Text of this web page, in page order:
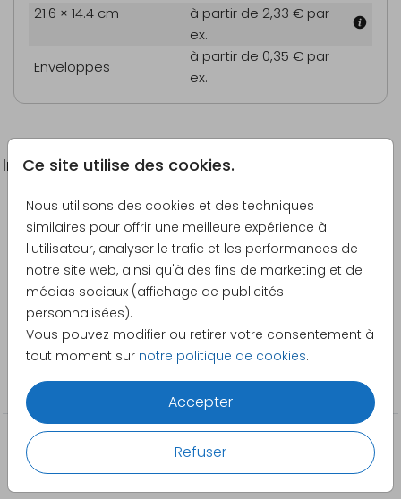
Ce site utilise des cookies.
Nous utilisons des cookies et des techniques
similaires pour offrir une meilleure expérience à
l'utilisateur, analyser le trafic et les performances de
notre site web, ainsi qu'à des fins de marketing et de
médias sociaux (affichage de publicités
personnalisées).
Vous pouvez modifier ou retirer votre consentement à
tout moment sur notre politique de cookies.
Accepter
Refuser
21.6 × 14.4 cm
à partir de 2,33 € par
ex.
Enveloppes
à partir de 0,35 € par
ex.
Informations du produit
Description
Carte de remerciement de baptême sur fond
aquarelle rose
Créateur
Pretty Orange
Catégorie
Cartes de remerciement